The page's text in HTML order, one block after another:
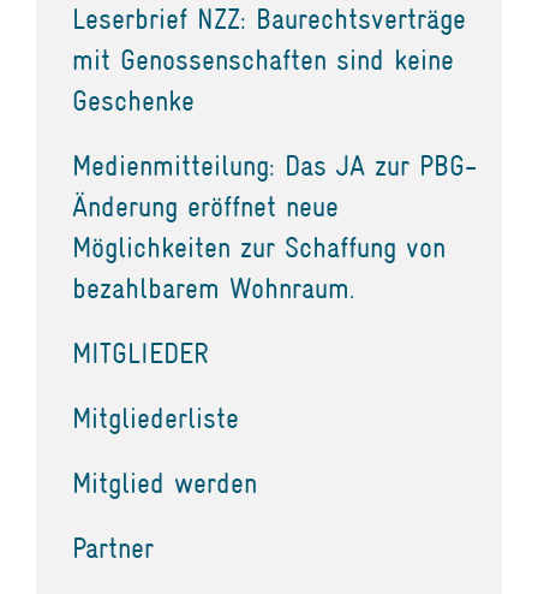
Leserbrief NZZ: Baurechtsverträge
mit Genossenschaften sind keine
Geschenke
Medienmitteilung: Das JA zur PBG-
Änderung eröffnet neue
Möglichkeiten zur Schaffung von
bezahlbarem Wohnraum.
MITGLIEDER
Mitgliederliste
Mitglied werden
Partner